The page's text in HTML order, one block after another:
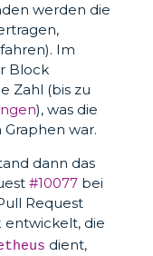
werden die
Im
Block
Zahl (bis zu
), was die
war.
dann das
#10077bei
Request
entwickelt, die
dient,